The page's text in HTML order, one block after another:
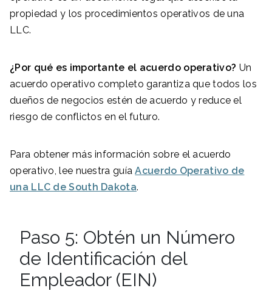
propiedad y los procedimientos operativos de una
LLC.
¿Por qué es importante el acuerdo operativo? Un
acuerdo operativo completo garantiza que todos los
dueños de negocios estén de acuerdo y reduce el
riesgo de conflictos en el futuro.
Para obtener más información sobre el acuerdo
operativo, lee nuestra guíaAcuerdo Operativo de
una LLC de South Dakota.
Paso 5: Obtén un Número
de Identificación del
Empleador (EIN)